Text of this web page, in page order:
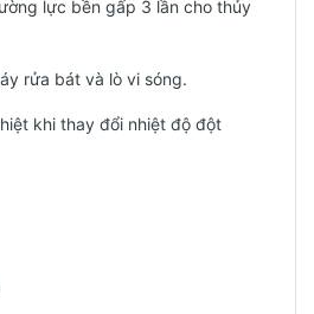
lực bền gấp 3 lần cho thủy
rửa bát và lò vi sóng.
khi thay đổi nhiệt độ đột